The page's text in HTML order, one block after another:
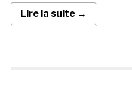
Lire la suite →